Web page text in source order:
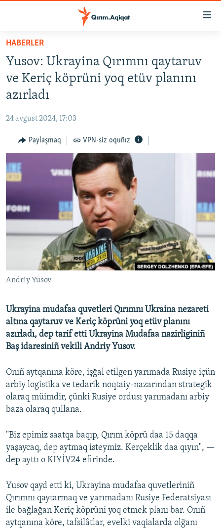
Esas
qaytmaq
Baş
navigatsiyağa
qaytmaq
Qıdıruvğa
qaytmaq
İQTİSADİYAT
MEDENİYET
İNSAN AQLARI
SÜRET
FİKİR
Русский
Українською
QOŞULIÑIZ!
RFE/RS bütün saytları
HABERLER
Yusov: Ukrayina Qırımnı qaytaruv
ve Keriç köprüni yoq etüv planını
azırladı
24 avgust 2024, 17:03
Paylaşmaq VPN-siz oquñız
Andriy Yusov
Ukrayina mudafaa quvetleri Qırımnı Ukraina nezareti
altına qaytaruv ve Keriç köprüni yoq etüv planını
azırladı, dep tarif etti Ukrayina Mudafaa nazirliginiñ
Baş idaresiniñ vekili Andriy Yusov.
Onıñ aytqanına köre, işğal etilgen yarımada Rusiye içün
arbiy logistika ve tedarik noqtaiy-nazarından strategik
olaraq müimdir, çünki Rusiye ordusı yarımadanı arbiy
baza olaraq qullana.
"Biz epimiz saatqa baqıp, Qırım köprü daa 15 daqqa
yaşaycaq, dep aytmaq isteymiz. Kerçeklik daa qıyın", —
dep ayttı o KIYİV24 efirinde.
Yusov qayd etti ki, Ukrayina mudafaa quvetleriniñ
Qırımnı qaytarmaq ve yarımadanı Rusiye Federatsiyası
ile bağlağan Keriç köprüni yoq etmek planı bar. Onıñ
aytqanına köre, tafsilâtlar, evelki vaqialarda olğanı